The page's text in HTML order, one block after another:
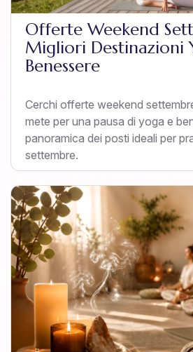
Offerte Weekend
Migliori Destinazioni
Benessere
Cerchi offerte weekend
mete per una pausa di yoga e
panoramica dei posti ideali per
settembre.